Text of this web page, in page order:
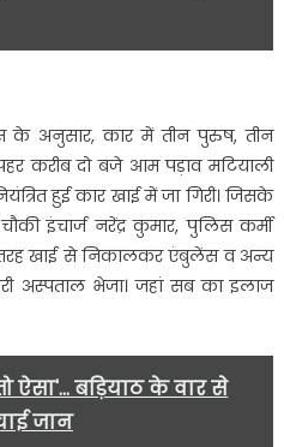
के अनुसार, कार में तीन पुरुष, तीन
करीब दो बजे आम पड़ाव मटियाली
हुई कार खाई में जा गिरी। जिसके
इंचार्ज नरेंद्र कुमार, पुलिस कर्मी
तरह खाई से निकालकर एंबुलेंस व अन्य
अस्पताल भेजा। जहां सब का इलाज
ऐसा'... बड़ियाठ के वार से
जान